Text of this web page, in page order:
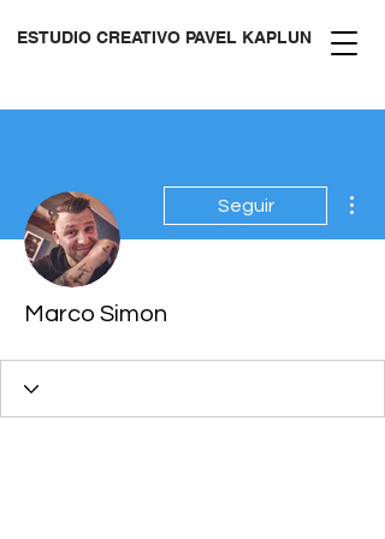
ESTUDIO CREATIVO PAVEL KAPLUN
Seguir
Marco Simon